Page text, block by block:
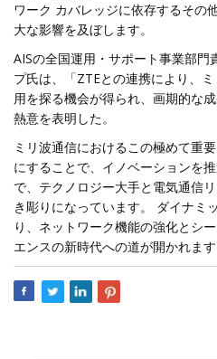
ワーク カバレッジに依存するその
大な影響を及ぼします。
AISの全国運用・サポート事業部門
プ氏は、「ZTEとの連携により、
用を探る機会が得られ、画期的な
熱意を表明した。
ミリ波通信におけるこの極めて重
にすることで、イノベーションを
で、テクノロジー大手と電気通信
き彫りになっています。 ダイナミ
り、ネットワーク機能の強化とシ
エンスの新時代への道が開かれます